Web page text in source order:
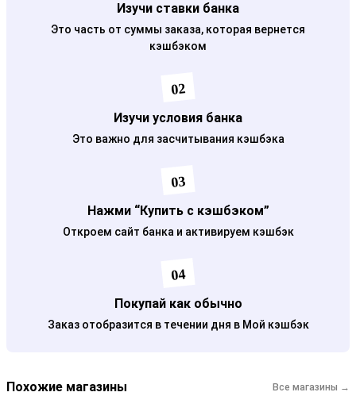
Изучи ставки банка
Это часть от суммы заказа, которая вернется
кэшбэком
02
Изучи условия банка
Это важно для засчитывания кэшбэка
03
Нажми “Купить с кэшбэком”
Откроем сайт банка и активируем кэшбэк
04
Покупай как обычно
Заказ отобразится в течении дня в Мой кэшбэк
Похожие магазины Все магазины →